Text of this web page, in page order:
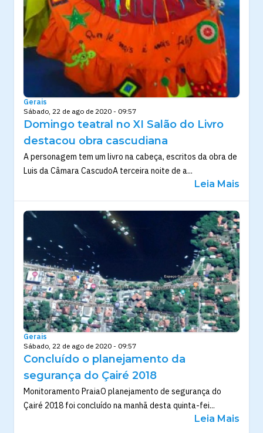
Gerais
Sábado, 22 de ago de 2020 - 09:57
Domingo teatral no XI Salão do Livro
destacou obra cascudiana
A personagem tem um livro na cabeça, escritos da obra de
Luis da Câmara CascudoA terceira noite de a...
Leia Mais
Gerais
Sábado, 22 de ago de 2020 - 09:57
Concluído o planejamento da
segurança do Çairé 2018
Monitoramento PraiaO planejamento de segurança do
Çairé 2018 foi concluído na manhã desta quinta-fei...
Leia Mais